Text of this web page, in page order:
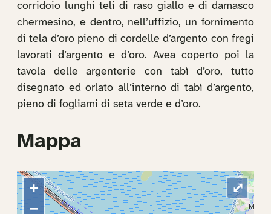
corridoio lunghi teli di raso giallo e di damasco
chermesino, e dentro, nell’uffizio, un fornimento
di tela d’oro pieno di cordelle d’argento con fregi
lavorati d’argento e d’oro. Avea coperto poi la
tavola delle argenterie con tabì d’oro, tutto
disegnato ed orlato all’interno di tabì d’argento,
pieno di fogliami di seta verde e d’oro.
Mappa